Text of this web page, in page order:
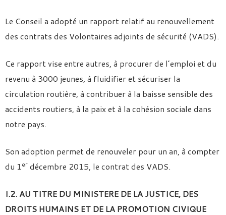
Le Conseil a adopté un rapport relatif au renouvellement
des contrats des Volontaires adjoints de sécurité (VADS).
Ce rapport vise entre autres, à procurer de l’emploi et du
revenu à 3000 jeunes, à fluidifier et sécuriser la
circulation routière, à contribuer à la baisse sensible des
accidents routiers, à la paix et à la cohésion sociale dans
notre pays.
Son adoption permet de renouveler pour un an, à compter
du 1er décembre 2015, le contrat des VADS.
I.2. AU TITRE DU MINISTERE DE LA JUSTICE, DES
DROITS HUMAINS ET DE LA PROMOTION CIVIQUE